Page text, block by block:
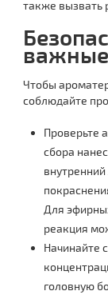
также вызвать
Чтобы
соблюдайте
Проверьте
сбора
внутренний
Для
реакция
Начинайте
головную